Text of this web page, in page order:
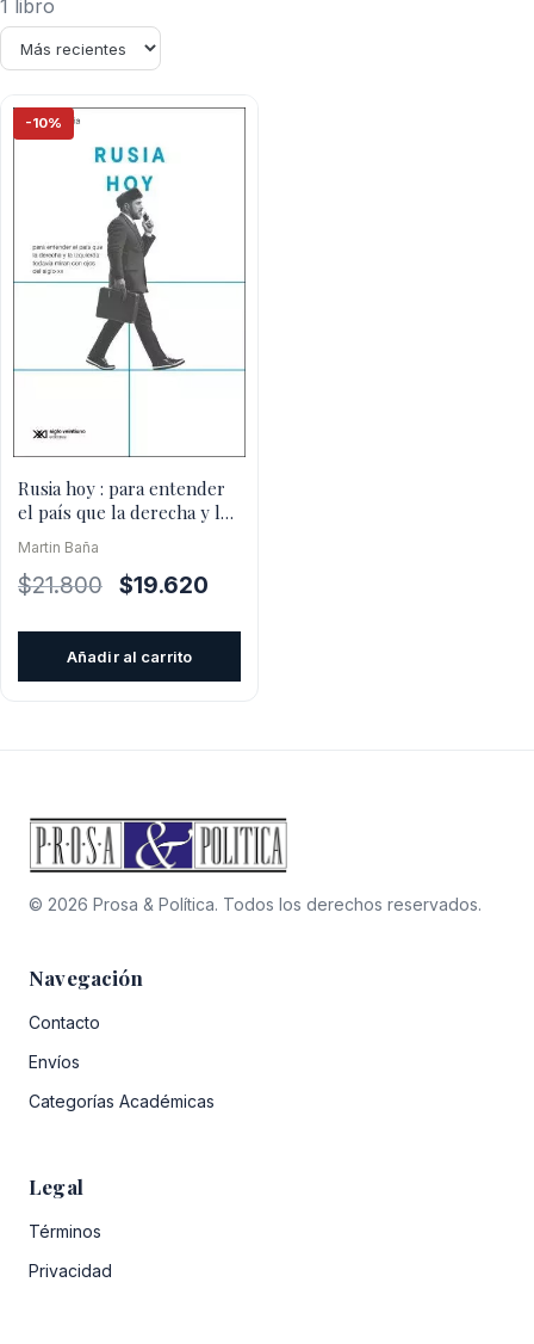
1 libro
-10%
Rusia hoy : para entender
el país que la derecha y la
Martin Baña
$21.800
El
$19.620
Añadir al carrito
© 2026 Prosa & Política. Todos los derechos reservados.
Navegación
Contacto
Envíos
Categorías Académicas
Legal
Términos
Privacidad